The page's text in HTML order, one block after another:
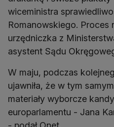
wiceministra
Romanowskiego. Proces
urzędniczka z
asystent Sądu
W maju, podczas
ujawniła, że w tym
materiały wyborcze
europarlamentu - Jana